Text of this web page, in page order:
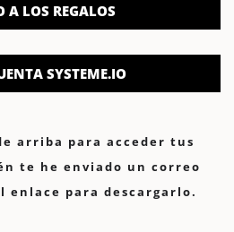
A LOS REGALOS
SYSTEME.IO
arriba para acceder tus
te he enviado un correo
enlace para descargarlo.